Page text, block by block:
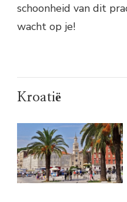
schoonheid van dit
wacht op je!
Kroatië